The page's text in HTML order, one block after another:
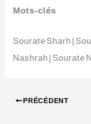
Mots-clés
Sourate Sharh |
Nashrah | Sourate
PRÉCÉDENT